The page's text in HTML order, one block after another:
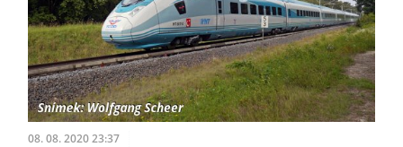
08. 08. 2020 23:37